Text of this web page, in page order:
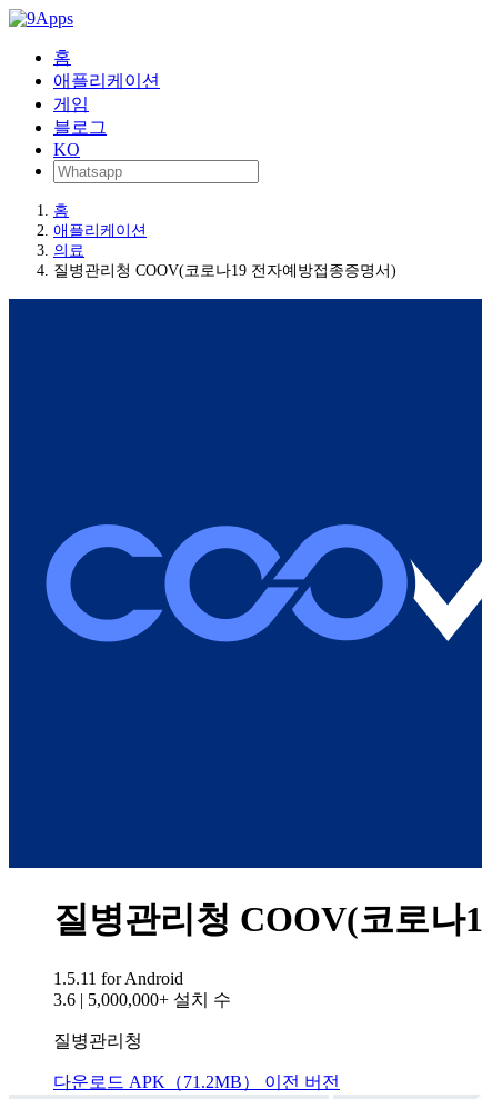
홈
애플리케이션
게임
블로그
KO
홈
애플리케이션
의료
질병관리청 COOV(코로나19 전자예방접종증명서)
질병관리청 COOV(코로나
1.5.11 for Android
3.6 | 5,000,000+ 설치 수
질병관리청
다운로드 APK（71.2MB） 이전 버전